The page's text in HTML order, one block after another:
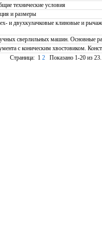
технические условия
и размеры
и двухкулачковые клиновые и
сверлильных машин. Основные
с коническим хвостовиком.
Страница: 1 2 Показано 1-20 из 23.